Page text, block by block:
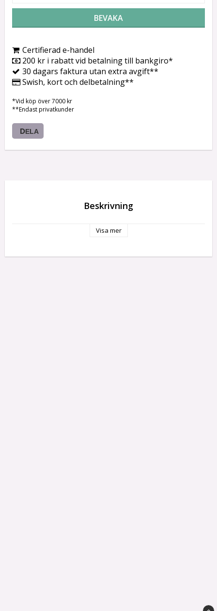
BEVAKA
Certifierad e-handel
200 kr i rabatt vid betalning till bankgiro*
30 dagars faktura utan extra avgift**
Swish, kort och delbetalning**
*Vid köp över 7000 kr
**Endast privatkunder
DELA
Beskrivning
Visa mer